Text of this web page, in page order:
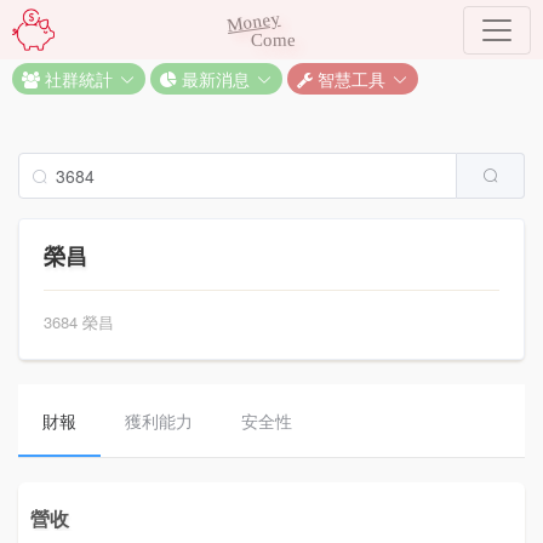
Money
Come
社群統計 最新消息 智慧工具
榮昌
3684 榮昌
財報 獲利能力 安全性
營收